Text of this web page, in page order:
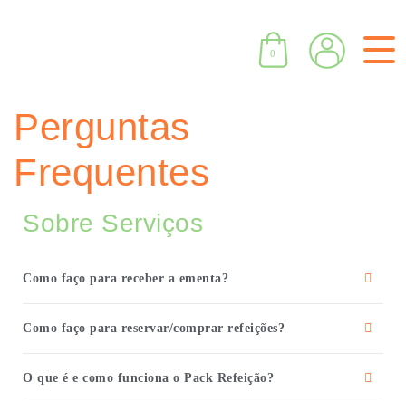
0
Perguntas
Frequentes
Sobre Serviços
Como faço para receber a ementa?
Como faço para reservar/comprar refeições?
O que é e como funciona o Pack Refeição?